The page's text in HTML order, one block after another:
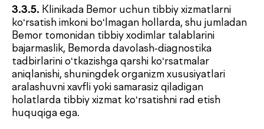
4. XIZMATLAR NARXI VA HISOB-KITOB
TARTIBI
4.1.Bemorga ko‘rsatiladigan tibbiy xizmatlar narxi
xizmat ko‘rsatilgan sanada amal qilayotgan Prays-
listga muvofiq belgilanadi. Ko‘rsatiladigan xizmatlar
ro‘yxati va ularning qiymati Bemor Buyurtma
varaqasida hamda Buyurtmachi/Bemorga
beriladigan kassa chekida ko‘rsatiladi.
4.2.Mazkur Shartnoma bo‘yicha xizmatlar uchun